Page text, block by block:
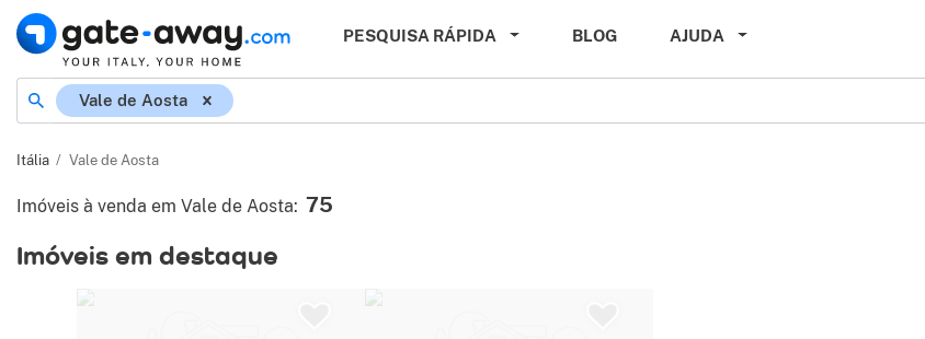
PESQUISA RÁPIDA BLOG AJUDA
Localização
Vale de Aosta
Itália Vale de Aosta
Imóveis à venda em Vale de Aosta: 75
Imóveis em destaque